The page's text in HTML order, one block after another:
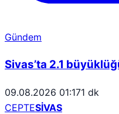
Gündem
Sivas’ta 2.1
09.08.2026 01:171 dk
CEPTESİVAS